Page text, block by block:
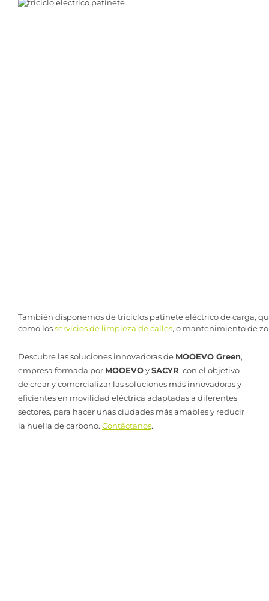
También disponemos de triciclos patinete eléctrico de carga,
como losservicios de limpieza de calles, o mantenimiento de
Descubre las soluciones innovadoras de MOOEVO Green,
empresa formada por MOOEVOySACYR, con el objetivo
de crear y comercializar las soluciones más innovadoras y
eficientes en movilidad eléctrica adaptadas a diferentes
sectores, para hacer unas ciudades más amables y reducir
la huella de carbono. Contáctanos.